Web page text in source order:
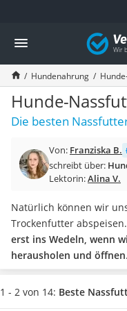
Die beliebtesten Vergleiche
Drogerie
Inhalator
Haarschneider
Rollator
Braun Rasierer
Katzenklappe (Chip)
Masturbator
Massagepistole
Reisehaartrockner
Eiweißpulver
Magnesiumpräparat
Katzenklappe
Nackenmassagegerät
Zeckenschutz Katze
Vergleich
Hundenahrung
Hunde-
Die besten
Von: Franziska B.
schreibt über:
Lektorin:Alina V.
Natürlich können wir
Trockenfutter abspeisen.
erst ins Wedeln, wenn
herausholen und öffnen
aber doch gelegentlich
machen können.
1 - 2 von 14: Beste